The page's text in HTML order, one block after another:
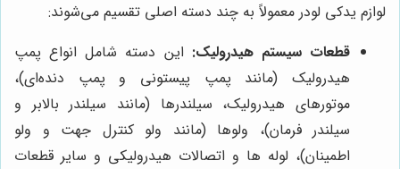
لوازم یدکی لودر معمولاً به چند دسته اصلی تقسیم می‌شوند:
قطعات سیستم هیدرولیک: این دسته شامل انواع پمپ
هیدرولیک (مانند پمپ پیستونی و پمپ دنده‌ای)،
موتورهای هیدرولیک، سیلندرها (مانند سیلندر بالابر و
سیلندر فرمان)، ولوها (مانند ولو کنترل جهت و ولو
اطمینان)، لوله ها و اتصالات هیدرولیکی و سایر قطعات